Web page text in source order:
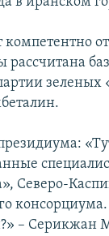
компетентно
рассчитана
зеленых
Северо-
консорциума.
– Серикжан